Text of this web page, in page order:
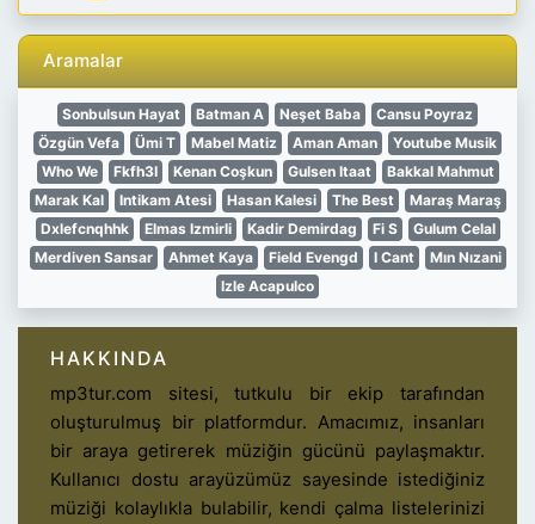
Aramalar
Sonbulsun Hayat Batman A Neşet Baba
Cansu Poyraz
Özgün Vefa
Ümi T Mabel Matiz Aman Aman
Youtube Musik
Who We
Fkfh3I Kenan Coşkun Gulsen Itaat
Bakkal Mahmut
Marak Kal
Intikam Atesi Hasan Kalesi The Best
Maraş Maraş
Dxlefcnqhhk
Elmas Izmirli Kadir Demirdag Fi S
Gulum Celal
Merdiven Sansar
Ahmet Kaya Field Evengd I Cant
Mın Nızani
Izle Acapulco
HAKKINDA
mp3tur.com sitesi, tutkulu bir ekip tarafından
oluşturulmuş bir platformdur. Amacımız, insanları
bir araya getirerek müziğin gücünü paylaşmaktır.
Kullanıcı dostu arayüzümüz sayesinde istediğiniz
müziği kolaylıkla bulabilir, kendi çalma listelerinizi